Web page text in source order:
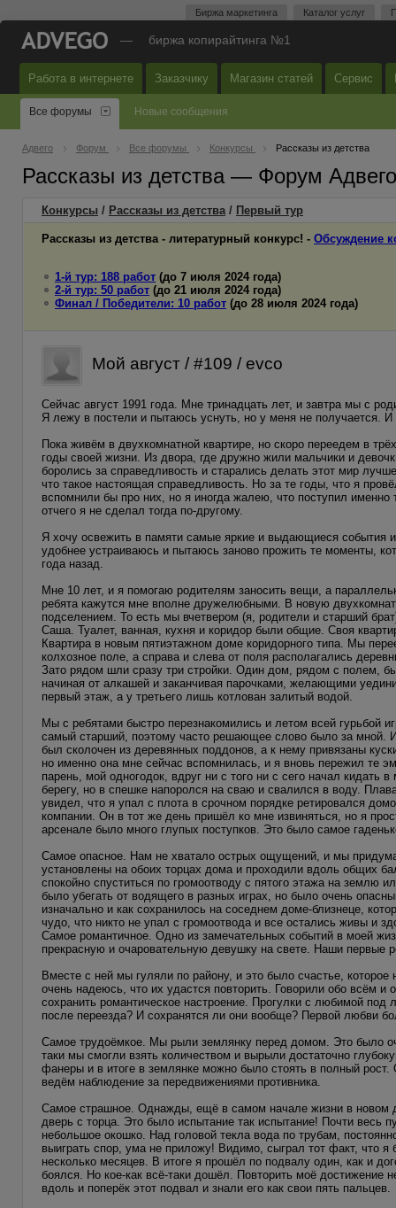
Биржа маркетинга Каталог услуг
— биржа копирайтинга №1
Работа в интернете Заказчику Магазин статей Сервис
Все форумы Новые сообщения
Адвего Форум Все форумы Конкурсы Рассказы из детства
Рассказы из детства — Форум Адвего
Конкурсы / Рассказы из детства/ Первый тур
Рассказы из детства - литературный конкурс! - Обсуждение
1-й тур: 188 работ (до 7 июля 2024 года)
2-й тур: 50 работ (до 21 июля 2024 года)
Финал / Победители: 10 работ (до 28 июля 2024 года)
Мой август / #109 / evco
Сейчас август 1991 года. Мне тринадцать лет, и завтра мы с
Я лежу в постели и пытаюсь уснуть, но у меня не получается. И
Пока живём в двухкомнатной квартире, но скоро переедем в
годы своей жизни. Из двора, где дружно жили мальчики и
боролись за справедливость и старались делать этот мир
что такое настоящая справедливость. Но за те годы, что я
вспомнили бы про них, но я иногда жалею, что поступил именно
отчего я не сделал тогда по-другому.
Я хочу освежить в памяти самые яркие и выдающиеся события
удобнее устраиваюсь и пытаюсь заново прожить те моменты,
года назад.
Мне 10 лет, и я помогаю родителям заносить вещи, а
ребята кажутся мне вполне дружелюбными. В новую
подселением. То есть мы вчетвером (я, родители и старший
Саша. Туалет, ванная, кухня и коридор были общие. Своя
Квартира в новым пятиэтажном доме коридорного типа. Мы
колхозное поле, а справа и слева от поля располагались
Зато рядом шли сразу три стройки. Один дом, рядом с полем,
начиная от алкашей и заканчивая парочками, желающими
первый этаж, а у третьего лишь котлован залитый водой.
Мы с ребятами быстро перезнакомились и летом всей гурьбой
самый старший, поэтому часто решающее слово было за мной.
был сколочен из деревянных поддонов, а к нему привязаны
но именно она мне сейчас вспомнилась, и я вновь пережил те
парень, мой одногодок, вдруг ни с того ни с сего начал
берегу, но в спешке напоролся на сваю и свалился в воду.
увидел, что я упал с плота в срочном порядке ретировался
компании. Он в тот же день пришёл ко мне извиняться, но я
арсенале было много глупых поступков. Это было самое
Самое опасное. Нам не хватало острых ощущений, и мы
установлены на обоих торцах дома и проходили вдоль общих
спокойно спуститься по громоотводу с пятого этажа на землю
было убегать от водящего в разных играх, но было очень
изначально и как сохранилось на соседнем доме-близнеце,
чудо, что никто не упал с громоотвода и все остались живы и
Самое романтичное. Одно из замечательных событий в моей
прекрасную и очаровательную девушку на свете. Наши первые
Вместе с ней мы гуляли по району, и это было счастье,
очень надеюсь, что их удастся повторить. Говорили обо всём
сохранить романтическое настроение. Прогулки с любимой
после переезда? И сохранятся ли они вообще? Первой любви
Самое трудоёмкое. Мы рыли землянку перед домом. Это было
таки мы смогли взять количеством и вырыли достаточно
фанеры и в итоге в землянке можно было стоять в полный
ведём наблюдение за передвижениями противника.
Самое страшное. Однажды, ещё в самом начале жизни в новом
дверь с торца. Это было испытание так испытание! Почти весь
небольшое окошко. Над головой текла вода по трубам,
выиграть спор, ума не приложу! Видимо, сыграл тот факт, что
несколько месяцев. В итоге я прошёл по подвалу один, как и
боялся. Но кое-как всё-таки дошёл. Повторить моё
вдоль и поперёк этот подвал и знали его как свои пять пальцев.